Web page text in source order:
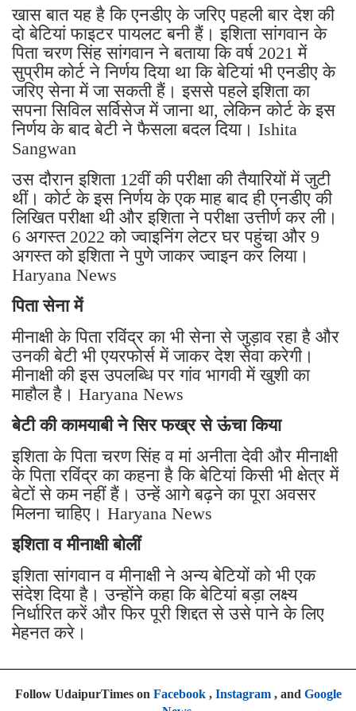
खास बात यह है कि एनडीए के जरिए पहली बार देश की
दो बेटियां फाइटर पायलट बनी हैं। इशिता सांगवान के
पिता चरण सिंह सांगवान ने बताया कि वर्ष 2021 में
सुप्रीम कोर्ट ने निर्णय दिया था कि बेटियां भी एनडीए के
जरिए सेना में जा सकती हैं। इससे पहले इशिता का
सपना सिविल सर्विसेज में जाना था, लेकिन कोर्ट के इस
निर्णय के बाद बेटी ने फैसला बदल दिया। Ishita
Sangwan
उस दौरान इशिता 12वीं की परीक्षा की तैयारियों में जुटी
थीं। कोर्ट के इस निर्णय के एक माह बाद ही एनडीए की
लिखित परीक्षा थी और इशिता ने परीक्षा उत्तीर्ण कर ली।
6 अगस्त 2022 को ज्वाइनिंग लेटर घर पहुंचा और 9
अगस्त को इशिता ने पुणे जाकर ज्वाइन कर लिया।
Haryana News
पिता सेना में
मीनाक्षी के पिता रविंद्र का भी सेना से जुड़ाव रहा है और
उनकी बेटी भी एयरफोर्स में जाकर देश सेवा करेगी।
मीनाक्षी की इस उपलब्धि पर गांव भागवी में खुशी का
माहौल है। Haryana News
बेटी की कामयाबी ने सिर फख्र से ऊंचा किया
इशिता के पिता चरण सिंह व मां अनीता देवी और मीनाक्षी
के पिता रविंद्र का कहना है कि बेटियां किसी भी क्षेत्र में
बेटों से कम नहीं हैं। उन्हें आगे बढ़ने का पूरा अवसर
मिलना चाहिए। Haryana News
इशिता व मीनाक्षी बोलीं
इशिता सांगवान व मीनाक्षी ने अन्य बेटियों को भी एक
संदेश दिया है। उन्होंने कहा कि बेटियां बड़ा लक्ष्य
निर्धारित करें और फिर पूरी शिद्दत से उसे पाने के लिए
मेहनत करे।
Follow UdaipurTimes on Facebook, Instagram, and Google